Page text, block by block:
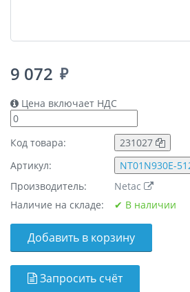
9 072 ₽
Цена включает НДС
Код товара:
231027
Артикул:
NT01N930E-
Производитель:
Netac
Наличие на складе:
✔ В наличии
Добавить в корзину
Запросить счёт